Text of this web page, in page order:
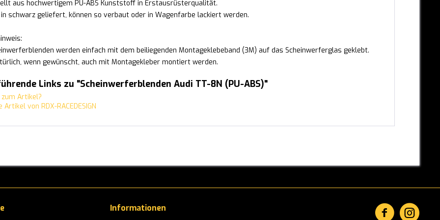
aus hochwertigem PU-ABS Kunststoff in Erstausrüsterqualität.
in schwarz geliefert, können so verbaut oder in Wagenfarbe lackiert werden.
werden einfach mit dem beiliegenden Montageklebeband (3M) auf das Scheinwerferglas geklebt.
wenn gewünscht, auch mit Montagekleber montiert werden.
Links zu "Scheinwerferblenden Audi TT-8N (PU-ABS)"
Artikel?
von RDX-RACEDESIGN
Informationen